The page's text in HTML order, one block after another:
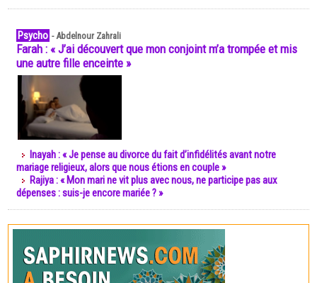
Psycho -Abdelnour Zahrali
Farah : « J’ai découvert que mon conjoint m’a trompée et mis
une autre fille enceinte »
Inayah : « Je pense au divorce du fait d’infidélités avant notre
mariage religieux, alors que nous étions en couple »
Rajiya : « Mon mari ne vit plus avec nous, ne participe pas aux
dépenses : suis-je encore mariée ? »